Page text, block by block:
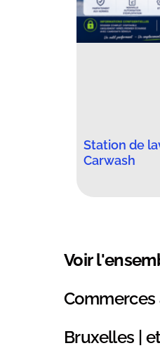
Station de
Carwash
Voir
Commerces
Bruxelles |